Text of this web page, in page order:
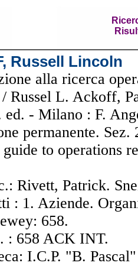
Russell Lincoln
alla ricerca
/ Russel L. Ackoff,
ed. - Milano : F.
permanente.
guide to operations
Rivett, Patrick.
: 1. Aziende.
658.
658 ACK INT.
I.C.P. "B. Pascal"